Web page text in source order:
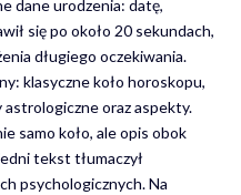
dane urodzenia: datę,
się po około 20 sekundach,
długiego oczekiwania.
klasyczne koło horoskopu,
astrologiczne oraz aspekty.
samo koło, ale opis obok
tekst tłumaczył
psychologicznych. Na